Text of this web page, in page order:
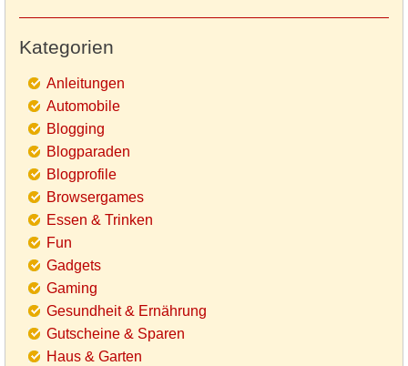
Kategorien
Anleitungen
Automobile
Blogging
Blogparaden
Blogprofile
Browsergames
Essen & Trinken
Fun
Gadgets
Gaming
Gesundheit & Ernährung
Gutscheine & Sparen
Haus & Garten